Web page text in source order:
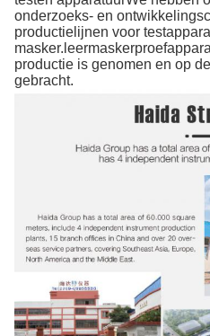
onderzoeks- en
productielijnen voor
productie is genomen en op
gebracht.